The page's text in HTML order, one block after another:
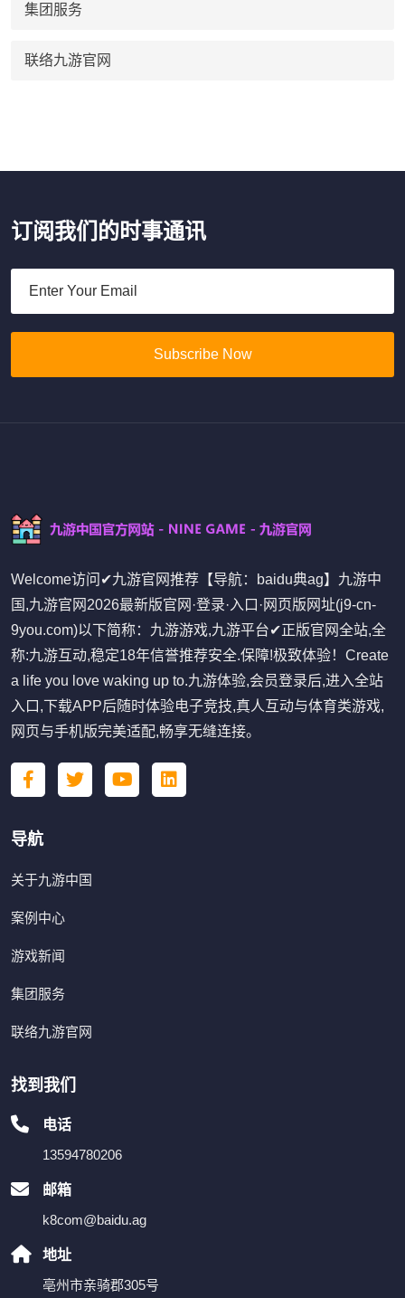
集团服务
联络九游官网
订阅我们的时事通讯
Subscribe Now
Welcome访问✔九游官网推荐【导航：baidu典ag】九游中
国,九游官网2026最新版官网·登录·入口·网页版网址(j9-cn-
9you.com)以下简称：九游游戏,九游平台✔正版官网全站,全
称:九游互动,稳定18年信誉推荐安全.保障!极致体验！Create
a life you love waking up to.九游体验,会员登录后,进入全站
入口,下载APP后随时体验电子竞技,真人互动与体育类游戏,
网页与手机版完美适配,畅享无缝连接。
导航
关于九游中国
案例中心
游戏新闻
集团服务
联络九游官网
找到我们
电话
13594780206
邮箱
k8com@baidu.ag
地址
亳州市亲骑郡305号